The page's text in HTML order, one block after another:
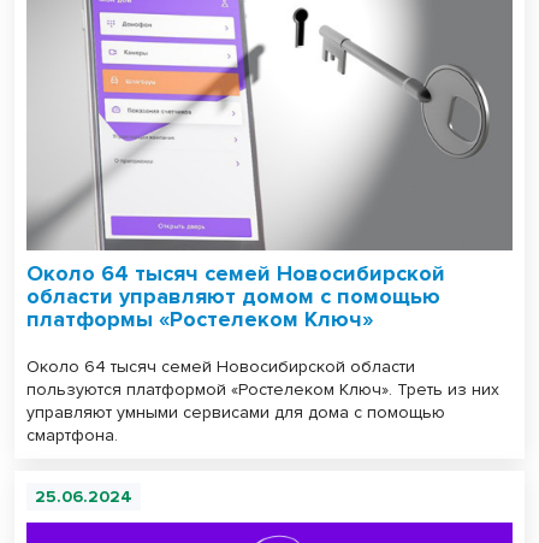
Около 64 тысяч семей Новосибирской
области управляют домом с помощью
платформы «Ростелеком Ключ»
Около 64 тысяч семей Новосибирской области
пользуются платформой «Ростелеком Ключ». Треть из них
управляют умными сервисами для дома с помощью
смартфона.
25.06.2024